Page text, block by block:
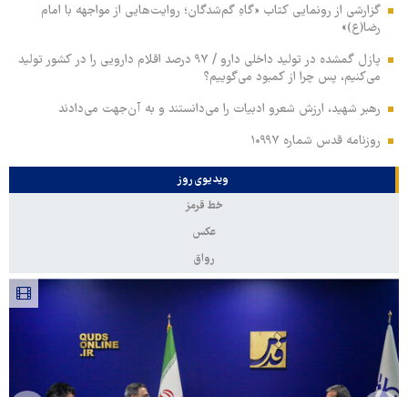
گزارشی از رونمایی کتاب «گاهِ گم‌شدگان؛ روایت‌هایی از مواجهه با امام
رضا(ع)»
پازل گمشده در تولید داخلی دارو / ۹۷ درصد اقلام دارویی را در کشور تولید
می‌کنیم، پس چرا از کمبود می‌گوییم؟
رهبر شهید، ارزش شعرو ادبیات را می‌دانستند و به آن‌جهت می‌دادند
روزنامه قدس شماره ۱۰۹۹۷
ویدیوی روز
خط قرمز
عکس
رواق